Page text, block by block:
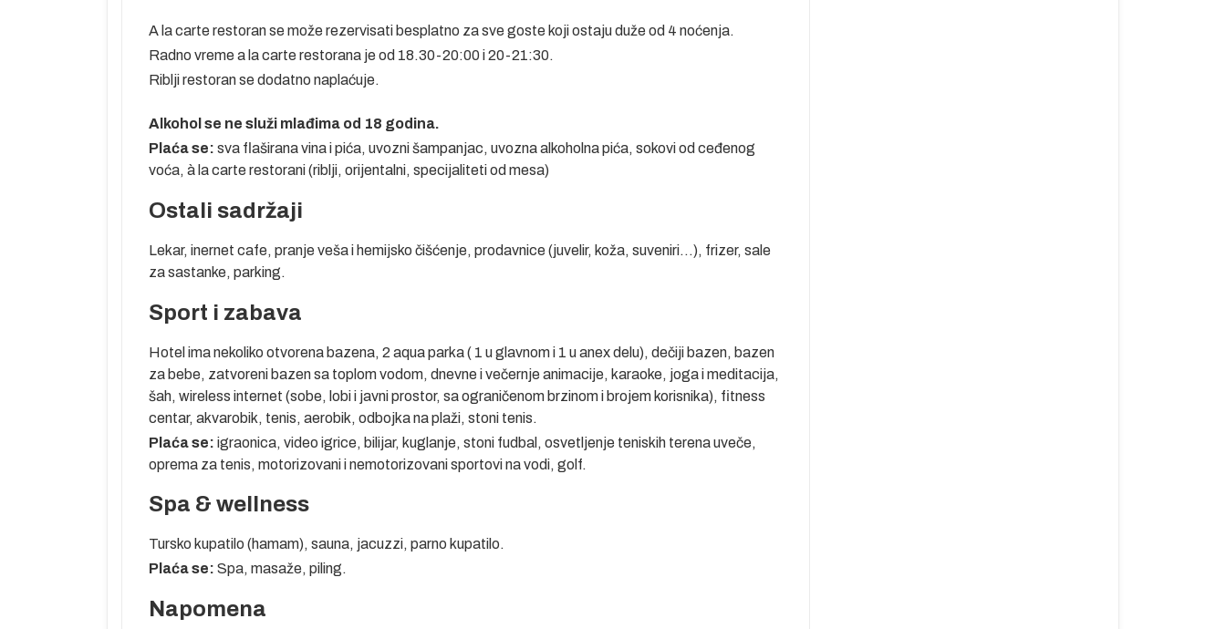
A la carte restoran se može rezervisati besplatno za sve goste koji ostaju duže od 4 noćenja.
Radno vreme a la carte restorana je od 18.30-20:00 i 20-21:30.
Riblji restoran se dodatno naplaćuje.
Alkohol se ne služi mlađima od 18 godina.
Plaća se: sva flaširana vina i pića, uvozni šampanjac, uvozna alkoholna pića, sokovi od ceđenog
voća, à la carte restorani (riblji, orijentalni, specijaliteti od mesa)
Ostali sadržaji
Lekar, inernet cafe, pranje veša i hemijsko čišćenje, prodavnice (juvelir, koža, suveniri…), frizer, sale
za sastanke, parking.
Sport i zabava
Hotel ima nekoliko otvorena bazena, 2 aqua parka ( 1 u glavnom i 1 u anex delu), dečiji bazen, bazen
za bebe, zatvoreni bazen sa toplom vodom, dnevne i večernje animacije, karaoke, joga i meditacija,
šah, wireless internet (sobe, lobi i javni prostor, sa ograničenom brzinom i brojem korisnika), fitness
centar, akvarobik, tenis, aerobik, odbojka na plaži, stoni tenis.
Plaća se: igraonica, video igrice, bilijar, kuglanje, stoni fudbal, osvetljenje teniskih terena uveče,
oprema za tenis, motorizovani i nemotorizovani sportovi na vodi, golf.
Spa & wellness
Tursko kupatilo (hamam), sauna, jacuzzi, parno kupatilo.
Plaća se: Spa, masaže, piling.
Napomena